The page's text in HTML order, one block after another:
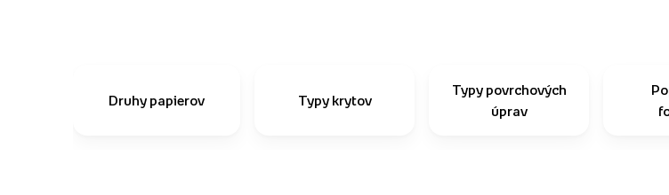
Druhy papierov Typy krytov
Typy povrchových
úprav